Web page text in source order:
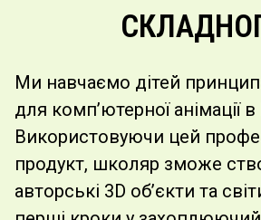
Ми навчаємо дітей
для комп’ютерної анімації в
Використовуючи цей
продукт, школяр зможе
авторські 3D об’єкти та